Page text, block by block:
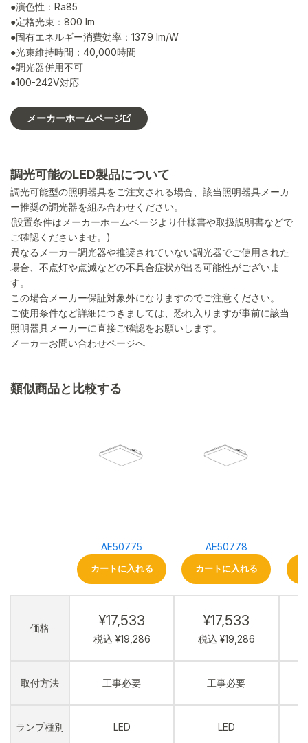
●演色性：Ra85
●定格光束：800 lm
●固有エネルギー消費効率：137.9 lm/W
●光束維持時間：40,000時間
●調光器併用不可
●100-242V対応
メーカーホームページ
調光可能のLED製品について
調光可能型の照明器具をご注文される場合、該当照明器具メーカ
ー推奨の調光器を組み合わせください。
(設置条件はメーカーホームページより仕様書や取扱説明書などで
ご確認くださいませ。)
異なるメーカー調光器や推奨されていない調光器でご使用された
場合、不点灯や点滅などの不具合症状が出る可能性がございま
す。
この場合メーカー保証対象外になりますのでご注意ください。
ご使用条件など詳細につきましては、恐れ入りますが事前に該当
照明器具メーカーに直接ご確認をお願いします。
メーカーお問い合わせページへ
類似商品と比較する
価格
取付方法
ランプ種別
AE50775
カートに入れる
¥17,533
税込 ¥19,286
工事必要
LED
AE50778
カートに入れる
¥17,533
税込 ¥19,286
工事必要
LED